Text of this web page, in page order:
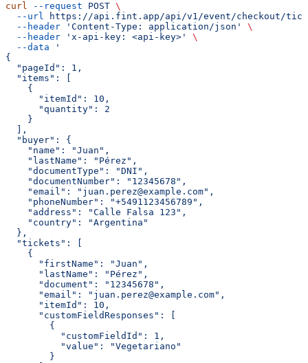
curl --request POST \
  --url
https://api.fint.app/api/v1/event/checkout/
  --header
'Content-Type: application/json'
\
  --header
'x-api-key: <api-key>'
\
  --data
'
{
  "pageId": 1,
  "items": [
    {
      "itemId": 10,
      "quantity": 2
    }
  ],
  "buyer": {
    "name": "Juan",
    "lastName": "Pérez",
    "documentType": "DNI",
    "documentNumber": "12345678",
    "email": "juan.perez@example.com",
    "phoneNumber": "+5491123456789",
    "address": "Calle Falsa 123",
    "country": "Argentina"
  },
  "tickets": [
    {
      "firstName": "Juan",
      "lastName": "Pérez",
      "document": "12345678",
      "email": "juan.perez@example.com",
      "itemId": 10,
      "customFieldResponses": [
        {
          "customFieldId": 1,
          "value": "Vegetariano"
        }